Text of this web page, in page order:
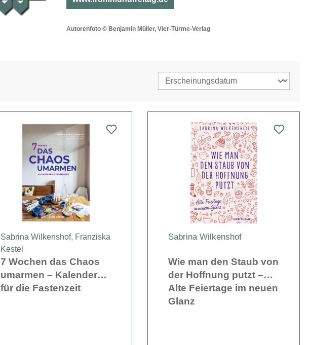
Autorenfoto © Benjamin Müller, Vier-Türme-Verlag
Sabrina Wilkenshof, Franziska
Kestel
7 Wochen das Chaos
umarmen – Kalender
für die Fastenzeit
Sabrina Wilkenshof
Wie man den Staub von
der Hoffnung putzt –
Alte Feiertage im neuen
Glanz